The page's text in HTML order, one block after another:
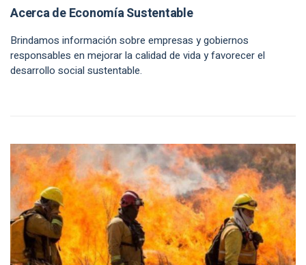
Acerca de Economía Sustentable
Brindamos información sobre empresas y gobiernos
responsables en mejorar la calidad de vida y favorecer el
desarrollo social sustentable.